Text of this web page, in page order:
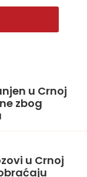
u Crnoj
zbog
u Crnoj